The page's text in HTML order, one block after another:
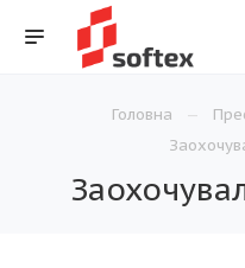
Головна